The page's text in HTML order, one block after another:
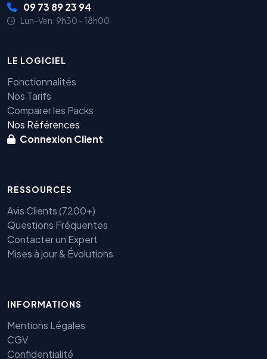
09 73 89 23 94
Lun-Ven: 9h30 - 18h00
LE LOGICIEL
Fonctionnalités
Nos Tarifs
Comparer les Packs
Nos Références
Connexion Client
RESSOURCES
Avis Clients (7200+)
Questions Fréquentes
Contacter un Expert
Mises à jour & Évolutions
INFORMATIONS
Mentions Légales
CGV
Confidentialité